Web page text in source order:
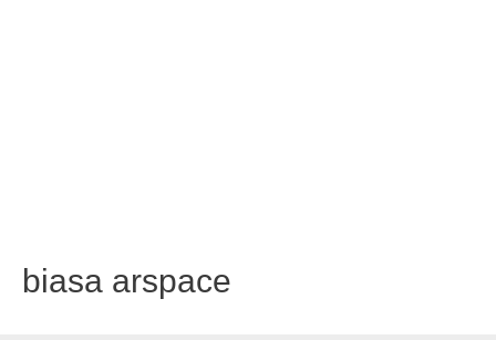
biasa arspace